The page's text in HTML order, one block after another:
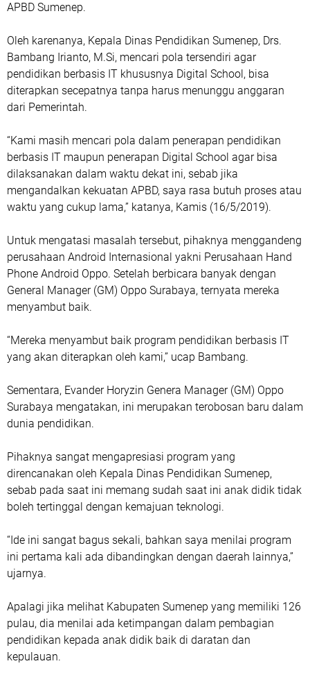
APBD Sumenep.
Oleh karenanya, Kepala Dinas Pendidikan Sumenep, Drs.
Bambang Irianto, M.Si, mencari pola tersendiri agar
pendidikan berbasis IT khususnya Digital School, bisa
diterapkan secepatnya tanpa harus menunggu anggaran
dari Pemerintah.
“Kami masih mencari pola dalam penerapan pendidikan
berbasis IT maupun penerapan Digital School agar bisa
dilaksanakan dalam waktu dekat ini, sebab jika
mengandalkan kekuatan APBD, saya rasa butuh proses atau
waktu yang cukup lama,” katanya, Kamis (16/5/2019).
Untuk mengatasi masalah tersebut, pihaknya menggandeng
perusahaan Android Internasional yakni Perusahaan Hand
Phone Android Oppo. Setelah berbicara banyak dengan
General Manager (GM) Oppo Surabaya, ternyata mereka
menyambut baik.
“Mereka menyambut baik program pendidikan berbasis IT
yang akan diterapkan oleh kami,” ucap Bambang.
Sementara, Evander Horyzin Genera Manager (GM) Oppo
Surabaya mengatakan, ini merupakan terobosan baru dalam
dunia pendidikan.
Pihaknya sangat mengapresiasi program yang
direncanakan oleh Kepala Dinas Pendidikan Sumenep,
sebab pada saat ini memang sudah saat ini anak didik tidak
boleh tertinggal dengan kemajuan teknologi.
“Ide ini sangat bagus sekali, bahkan saya menilai program
ini pertama kali ada dibandingkan dengan daerah lainnya,”
ujarnya.
Apalagi jika melihat Kabupaten Sumenep yang memiliki 126
pulau, dia menilai ada ketimpangan dalam pembagian
pendidikan kepada anak didik baik di daratan dan
kepulauan.